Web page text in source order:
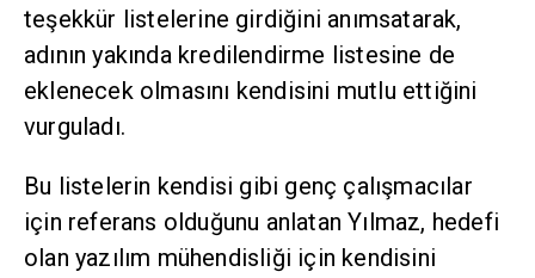
teşekkür listelerine girdiğini anımsatarak,
adının yakında kredilendirme listesine de
eklenecek olmasını kendisini mutlu ettiğini
vurguladı.
Bu listelerin kendisi gibi genç çalışmacılar
için referans olduğunu anlatan Yılmaz, hedefi
olan yazılım mühendisliği için kendisini